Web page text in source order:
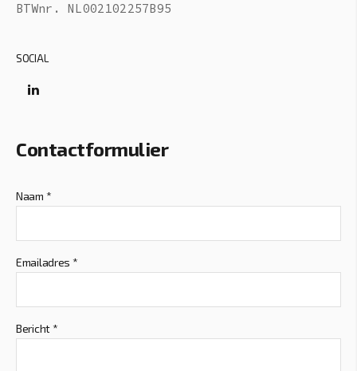
BTWnr. NL002102257B95
SOCIAL
Contactformulier
Naam *
Emailadres *
Bericht*